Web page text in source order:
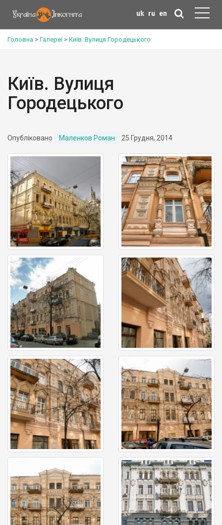
uk ru en
Головна > Галереї> Київ. Вулиця Городецького
Київ. Вулиця
Городецького
Опубліковано Маленков Роман 25 Грудня, 2014